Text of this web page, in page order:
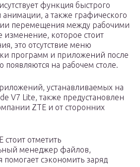
функция быстрого
а также графического
перемещения между рабочими
изменение, которое стоит
это отсутствие меню
программ и приложений после
появляются на рабочем столе.
устанавливаемых на
V7 Lite, также предустановлен
ZTE и от сторонних
отметить
менеджер файлов,
помогает сэкономить заряд